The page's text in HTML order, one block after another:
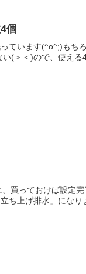
個
ています(^o^;)もち
(＞＜)ので、使える
買っておけば設定
ち上げ排水」になり